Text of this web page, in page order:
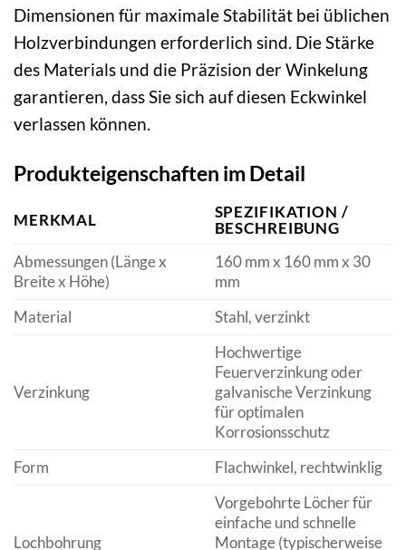
Dimensionen für maximale Stabilität bei üblichen
Holzverbindungen erforderlich sind. Die Stärke
des Materials und die Präzision der Winkelung
garantieren, dass Sie sich auf diesen Eckwinkel
verlassen können.
Produkteigenschaften im Detail
MERKMAL
SPEZIFIKATION /
BESCHREIBUNG
Abmessungen (Länge x
Breite x Höhe)
160 mm x 160 mm x 30
mm
Material
Stahl, verzinkt
Verzinkung
Hochwertige
Feuerverzinkung oder
galvanische Verzinkung
für optimalen
Korrosionsschutz
Form
Flachwinkel, rechtwinklig
Lochbohrung
Vorgebohrte Löcher für
einfache und schnelle
Montage (typischerweise